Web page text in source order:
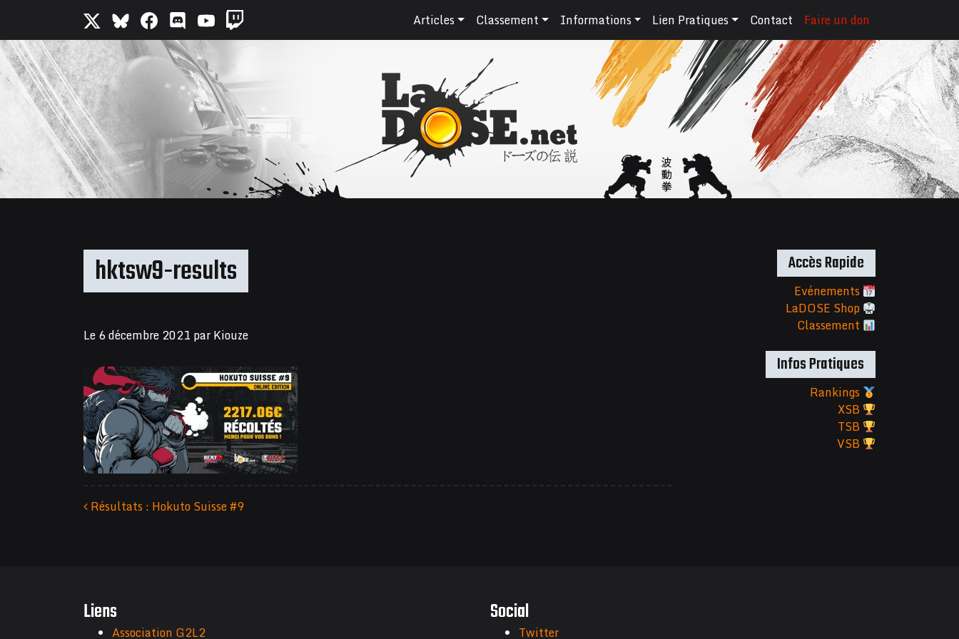
Articles Classement Informations Lien Pratiques Contact Faire un don
hktsw9-results
Le6 décembre 2021 parKiouze
Résultats : Hokuto Suisse #9
Accès Rapide
Evénements
LaDOSE Shop
Classement
Infos Pratiques
Rankings
XSB
TSB
VSB
Liens
Association G2L2
Social
Twitter